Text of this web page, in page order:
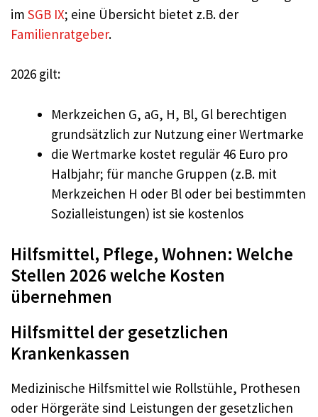
im SGB IX; eine Übersicht bietet z.B. der
Familienratgeber.
2026 gilt:
Merkzeichen G, aG, H, Bl, Gl berechtigen
grundsätzlich zur Nutzung einer Wertmarke
die Wertmarke kostet regulär 46 Euro pro
Halbjahr; für manche Gruppen (z.B. mit
Merkzeichen H oder Bl oder bei bestimmten
Sozialleistungen) ist sie kostenlos
Hilfsmittel, Pflege, Wohnen: Welche
Stellen 2026 welche Kosten
übernehmen
Hilfsmittel der gesetzlichen
Krankenkassen
Medizinische Hilfsmittel wie Rollstühle, Prothesen
oder Hörgeräte sind Leistungen der gesetzlichen